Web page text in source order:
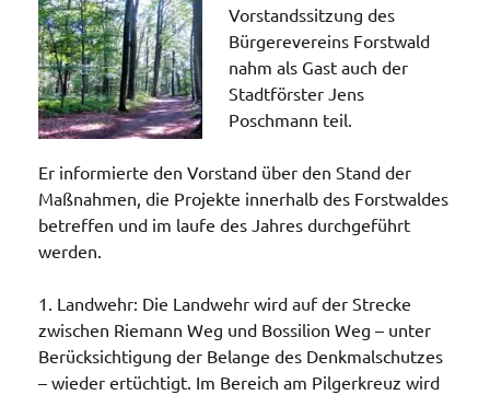
Vorstandssitzung des
Bürgerevereins Forstwald
nahm als Gast auch der
Stadtförster Jens
Poschmann teil.
Er informierte den Vorstand über den Stand der
Maßnahmen, die Projekte innerhalb des Forstwaldes
betreffen und im laufe des Jahres durchgeführt
werden.
1. Landwehr: Die Landwehr wird auf der Strecke
zwischen Riemann Weg und Bossilion Weg – unter
Berücksichtigung der Belange des Denkmalschutzes
– wieder ertüchtigt. Im Bereich am Pilgerkreuz wird